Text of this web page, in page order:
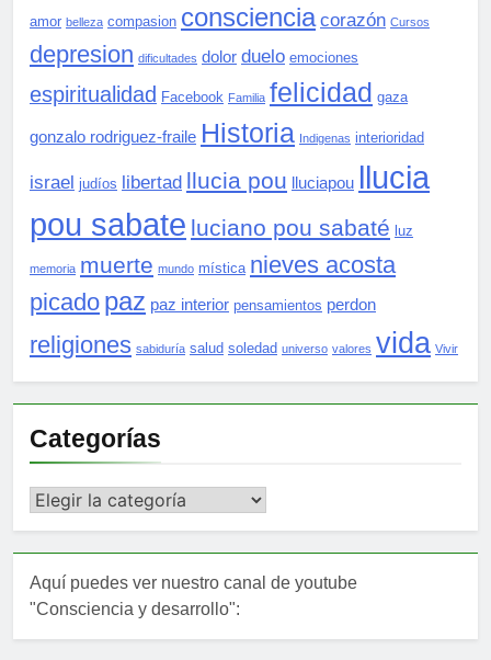
amor belleza compasion consciencia corazón Cursos
depresion dificultades dolor duelo emociones
espiritualidad Facebook Familia felicidad gaza
gonzalo rodriguez-fraile Historia Indigenas interioridad
israel judíos libertad llucia pou lluciapou llucia
pou sabate luciano pou sabaté luz
memoria muerte mundo mística nieves acosta
picado paz paz interior pensamientos perdon
religiones sabiduría salud soledad universo valores vida Vivir
Categorías
Categorías
Aquí puedes ver nuestro canal de youtube
"Consciencia y desarrollo":